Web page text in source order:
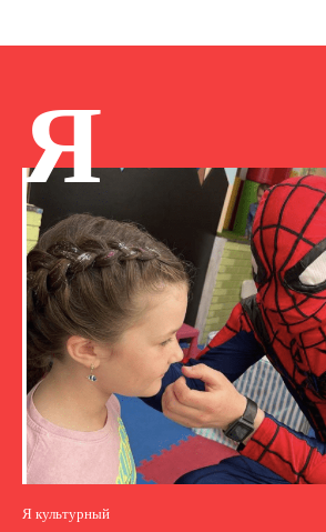
Я
Я культурный